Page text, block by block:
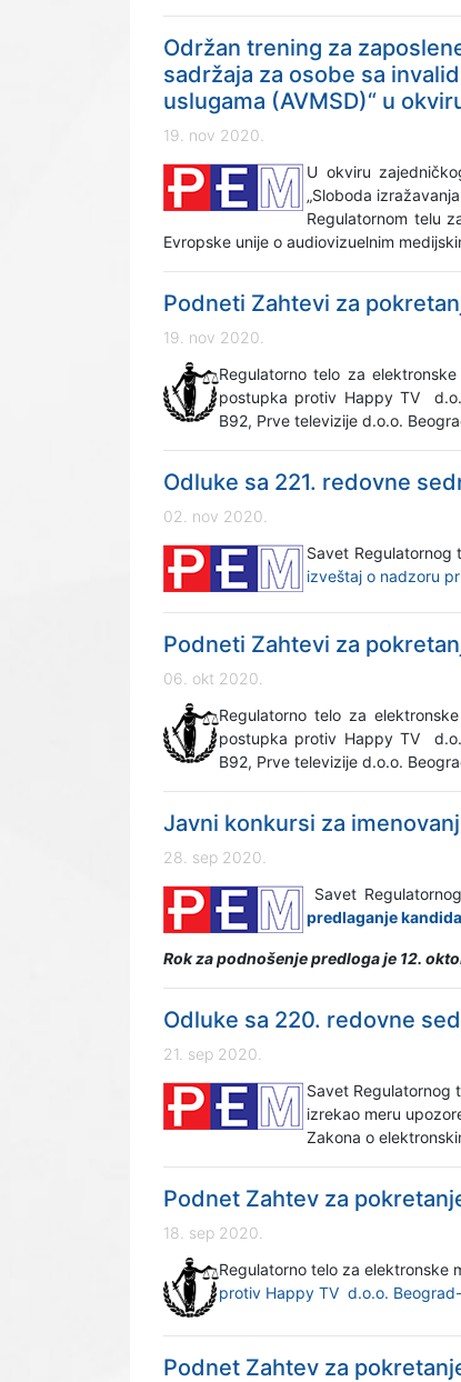
Održan trening za
sadržaja za osobe sa
uslugama (AVMSD)“ u
19. nov 2020.
U okviru
„Sloboda
Regulatornom telu
Evropske unije o audiovizuelnim
Podneti Zahtevi za
19. nov 2020.
Regulatorno telo za
postupka protiv Happy TV
B92, Prve televizije d.o.o.
Odluke sa 221. redovne
02. nov 2020.
Savet Regulatornog
izveštaj o nadzoru
Podneti Zahtevi za
06. okt 2020.
Regulatorno telo za
postupka protiv Happy TV
B92, Prve televizije d.o.o.
Javni konkursi za
28. sep 2020.
Savet
predlaganje
Rok za podnošenje predloga je 12.
Odluke sa 220. redovne
21. sep 2020.
Savet Regulatornog
izrekao meru
Zakona o
Podnet Zahtev za
18. sep 2020.
Regulatorno telo za elektronske
protiv Happy TV d.o.o.
Podnet Zahtev za